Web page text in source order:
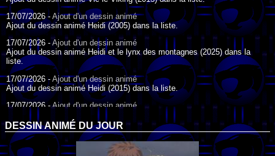
17/07/2026 - Ajout d'un dessin animé
Ajout du dessin animé Heidi (2005) dans la liste.
17/07/2026 - Ajout d'un dessin animé
Ajout du dessin animé Heidi et le lynx des montagnes (2025) dans la
liste.
17/07/2026 - Ajout d'un dessin animé
Ajout du dessin animé Heidi (2015) dans la liste.
17/07/2026 -Ajout d'un dessin animé
Ajout du dessin animé Heidi (1995) dans la liste.
09/07/2026 -Ajout d'un dessin animé
Ajout du dessin animé Genki l'Aventurier de la Chance (2006) dans la
liste.
DESSIN ANIMÉ DU JOUR